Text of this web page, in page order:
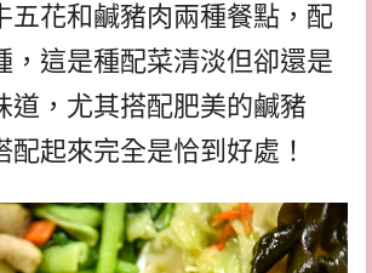
五花和鹹豬肉兩種餐點，配
，這是種配菜清淡但卻還是
道，尤其搭配肥美的鹹豬
配起來完全是恰到好處！